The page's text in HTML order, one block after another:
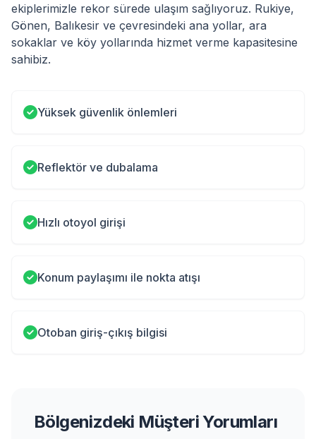
ekiplerimizle rekor sürede ulaşım sağlıyoruz. Rukiye,
Gönen, Balıkesir ve çevresindeki ana yollar, ara
sokaklar ve köy yollarında hizmet verme kapasitesine
sahibiz.
Yüksek güvenlik önlemleri
Reflektör ve dubalama
Hızlı otoyol girişi
Konum paylaşımı ile nokta atışı
Otoban giriş-çıkış bilgisi
Bölgenizdeki Müşteri Yorumları